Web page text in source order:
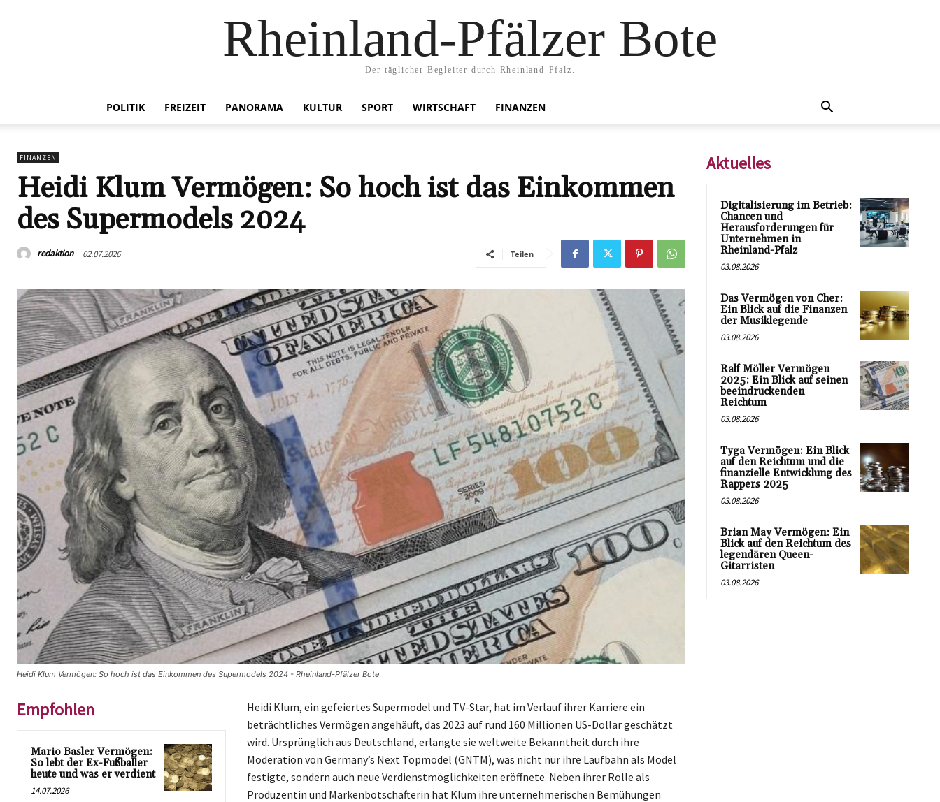
Rheinland-Pfälzer Bote
Der täglicher Begleiter durch Rheinland-Pfalz.
POLITIK FREIZEIT PANORAMA KULTUR SPORT WIRTSCHAFT FINANZEN
FINANZEN
Heidi Klum Vermögen: So hoch ist das Einkommen
des Supermodels 2024
redaktion 02.07.2026 Teilen
Heidi Klum Vermögen: So hoch ist das Einkommen des Supermodels 2024 - Rheinland-Pfälzer Bote
Empfohlen
Mario Basler Vermögen:
So lebt der Ex-Fußballer
heute und was er verdient
14.07.2026
Heidi Klum, ein gefeiertes Supermodel und TV-Star, hat im Verlauf ihrer Karriere ein
beträchtliches Vermögen angehäuft, das 2023 auf rund 160 Millionen US-Dollar geschätzt
wird. Ursprünglich aus Deutschland, erlangte sie weltweite Bekanntheit durch ihre
Moderation von Germany’s Next Topmodel (GNTM), was nicht nur ihre Laufbahn als Model
festigte, sondern auch neue Verdienstmöglichkeiten eröffnete. Neben ihrer Rolle als
Produzentin und Markenbotschafterin hat Klum ihre unternehmerischen Bemühungen
Aktuelles
Digitalisierung im Betrieb:
Chancen und
Herausforderungen für
Unternehmen in
Rheinland-Pfalz
03.08.2026
Das Vermögen von Cher:
Ein Blick auf die Finanzen
der Musiklegende
03.08.2026
Ralf Möller Vermögen
2025: Ein Blick auf seinen
beeindruckenden
Reichtum
03.08.2026
Tyga Vermögen: Ein Blick
auf den Reichtum und die
finanzielle Entwicklung des
Rappers 2025
03.08.2026
Brian May Vermögen: Ein
Blick auf den Reichtum des
legendären Queen-
Gitarristen
03.08.2026